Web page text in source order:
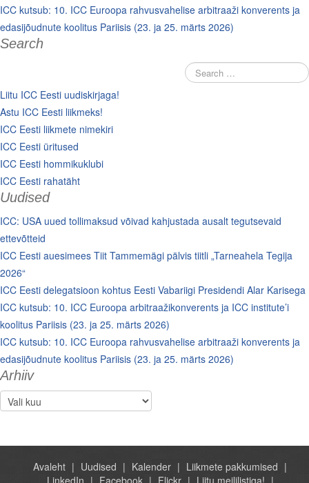
ICC kutsub: 10. ICC Euroopa rahvusvahelise arbitraaži konverents ja
edasijõudnute koolitus Pariisis (23. ja 25. märts 2026)
Search
Liitu ICC Eesti uudiskirjaga!
Astu ICC Eesti liikmeks!
ICC Eesti liikmete nimekiri
ICC Eesti üritused
ICC Eesti hommikuklubi
ICC Eesti rahatäht
Uudised
ICC: USA uued tollimaksud võivad kahjustada ausalt tegutsevaid
ettevõtteid
ICC Eesti auesimees Tiit Tammemägi pälvis tiitli „Tarneahela Tegija
2026“
ICC Eesti delegatsioon kohtus Eesti Vabariigi Presidendi Alar Karisega
ICC kutsub: 10. ICC Euroopa arbitraažikonverents ja ICC institute’i
koolitus Pariisis (23. ja 25. märts 2026)
ICC kutsub: 10. ICC Euroopa rahvusvahelise arbitraaži konverents ja
edasijõudnute koolitus Pariisis (23. ja 25. märts 2026)
Arhiiv
Arhiiv
Avaleht Uudised Kalender
Liikmete pakkumised
LinkedIn
Facebook Flickr Liitu meililistiga!